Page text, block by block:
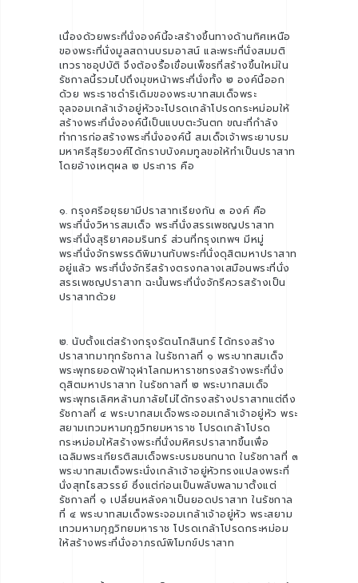
เนื่องด้วยพระที่นั่งองค์นี้จะสร้างขึ้นทางด้านทิศเหนือ
ของพระที่นั่งมูลสถานบรมอาสน์ และพระที่นั่งสมมติ
เทวราชอุปบัติ จึงต้องรื้อเขื่อนเพ็ชรที่สร้างขึ้นใหม่ใน
รัชกาลนี้รวมไปถึงมุขหน้าพระที่นั่งทั้ง ๒ องค์นี้ออก
ด้วย พระราชดำริเดิมของพระบาทสมเด็จพระ
จุลจอมเกล้าเจ้าอยู่หัวจะโปรดเกล้าโปรดกระหม่อมให้
สร้างพระที่นั่งองค์นี้เป็นแบบตะวันตก ขณะที่กำลัง
ทำการก่อสร้างพระที่นั่งองค์นี้ สมเด็จเจ้าพระยาบรม
มหาศรีสุริยวงศ์ได้กราบบังคมทูลขอให้ทำเป็นปราสาท
โดยอ้างเหตุผล ๒ ประการ คือ
๑. กรุงศรีอยุธยามีปราสาทเรียงกัน ๓ องค์ คือ
พระที่นั่งวิหารสมเด็จ พระที่นั่งสรรเพชญปราสาท
พระที่นั่งสุริยาศอมรินทร์ ส่วนที่กรุงเทพฯ มีหมู่
พระที่นั่งจักรพรรดิพิมานกับพระที่นั่งดุสิตมหาปราสาท
อยู่แล้ว พระที่นั่งจักรีสร้างตรงกลางเสมือนพระที่นั่ง
สรรเพชญปราสาท ฉะนั้นพระที่นั่งจักรีควรสร้างเป็น
ปราสาทด้วย
๒. นับตั้งแต่สร้างกรุงรัตนโกสินทร์ ได้ทรงสร้าง
ปราสาทมาทุกรัชกาล ในรัชกาลที่ ๑ พระบาทสมเด็จ
พระพุทธยอดฟ้าจุฬาโลกมหาราชทรงสร้างพระที่นั่ง
ดุสิตมหาปราสาท ในรัชกาลที่ ๒ พระบาทสมเด็จ
พระพุทธเลิศหล้านภาลัยไม่ได้ทรงสร้างปราสาทแต่ถึง
รัชกาลที่ ๔ พระบาทสมเด็จพระจอมเกล้าเจ้าอยู่หัว พระ
สยามเทวมหามกุฏวิทยมหาราช โปรดเกล้าโปรด
กระหม่อมให้สร้างพระที่นั่งมหิศรปราสาทขึ้นเพื่อ
เฉลิมพระเกียรติสมเด็จพระบรมชนกนาถ ในรัชกาลที่ ๓
พระบาทสมเด็จพระนั่งเกล้าเจ้าอยู่หัวทรงแปลงพระที่
นั่งสุทไธสวรรย์ ซึ่งแต่ก่อนเป็นพลับพลามาตั้งแต่
รัชกาลที่ ๑ เปลี่ยนหลังคาเป็นยอดปราสาท ในรัชกาล
ที่ ๔ พระบาทสมเด็จพระจอมเกล้าเจ้าอยู่หัว พระสยาม
เทวมหามกุฏวิทยมหาราช โปรดเกล้าโปรดกระหม่อม
ให้สร้างพระที่นั่งอาภรณ์พิโมกข์ปราสาท